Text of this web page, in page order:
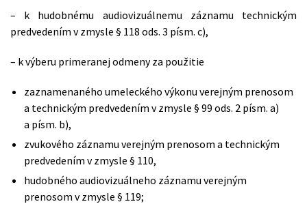
– k hudobnému audiovizuálnemu záznamu technickým
predvedením v zmysle § 118 ods. 3 písm. c),
– k výberu primeranej odmeny za použitie
zaznamenaného umeleckého výkonu verejným prenosom
a technickým predvedením v zmysle § 99 ods. 2 písm. a)
a písm. b),
zvukového záznamu verejným prenosom a technickým
predvedením v zmysle § 110,
hudobného audiovizuálneho záznamu verejným
prenosom v zmysle § 119;